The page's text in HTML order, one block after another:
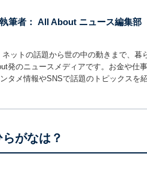
筆者： All About ニュース編集部
ネットの話題から世の中の動きまで、
発のニュースメディアです。お金や仕
タメ情報やSNSで話題のトピックスを
がなは？